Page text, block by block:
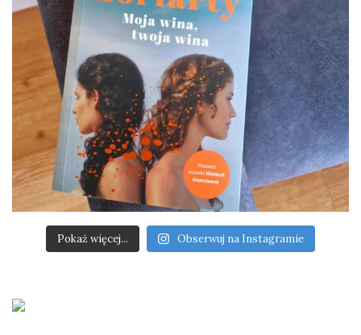
Pokaż więcej... Obserwuj na Instagramie